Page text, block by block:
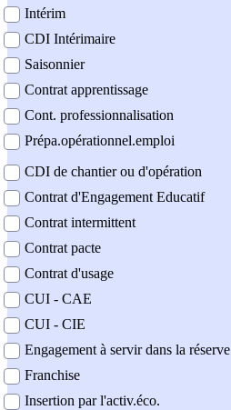
Intérim
CDI Intérimaire
Saisonnier
Contrat apprentissage
Cont. professionnalisation
Prépa.opérationnel.emploi
CDI de chantier ou d'opération
Contrat d'Engagement Educatif
Contrat intermittent
Contrat pacte
Contrat d'usage
CUI - CAE
CUI - CIE
Engagement à servir dans la réserve
Franchise
Insertion par l'activ.éco.